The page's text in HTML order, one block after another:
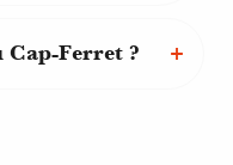
Cap-Ferret ?